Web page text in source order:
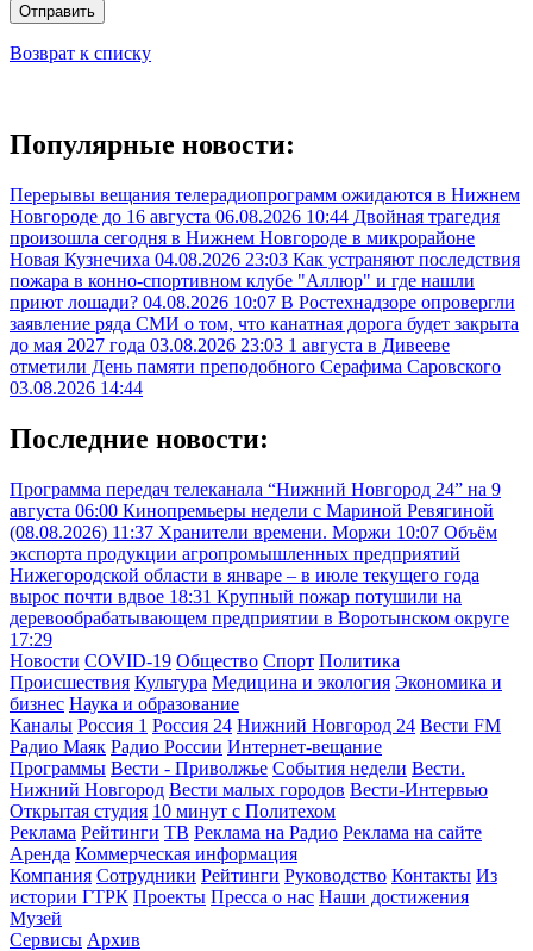
Отправить
Возврат к списку
Популярные новости:
Перерывы вещания телерадиопрограмм ожидаются в Нижнем
Новгороде до 16 августа 06.08.2026 10:44 Двойная трагедия
произошла сегодня в Нижнем Новгороде в микрорайоне
Новая Кузнечиха 04.08.2026 23:03 Как устраняют последствия
пожара в конно-спортивном клубе "Аллюр" и где нашли
приют лошади? 04.08.2026 10:07 В Ростехнадзоре опровергли
заявление ряда СМИ о том, что канатная дорога будет закрыта
до мая 2027 года 03.08.2026 23:03 1 августа в Дивееве
отметили День памяти преподобного Серафима Саровского
03.08.2026 14:44
Последние новости:
Программа передач телеканала “Нижний Новгород 24” на 9
августа 06:00 Кинопремьеры недели с Мариной Ревягиной
(08.08.2026) 11:37 Хранители времени. Моржи 10:07 Объём
экспорта продукции агропромышленных предприятий
Нижегородской области в январе – в июле текущего года
вырос почти вдвое 18:31 Крупный пожар потушили на
деревообрабатывающем предприятии в Воротынском округе
17:29
Новости COVID-19 Общество Спорт Политика
Происшествия Культура Медицина и экология Экономика и
бизнес Наука и образование
Каналы Россия 1 Россия 24 Нижний Новгород 24 Вести FM
Радио Маяк Радио России Интернет-вещание
Программы Вести - Приволжье События недели Вести.
Нижний Новгород Вести малых городов Вести-Интервью
Открытая студия 10 минут с Политехом
Реклама Рейтинги ТВ Реклама на Радио Реклама на сайте
Аренда Коммерческая информация
Компания Сотрудники Рейтинги Руководство Контакты Из
истории ГТРК Проекты Пресса о нас Наши достижения
Музей
Сервисы Архив